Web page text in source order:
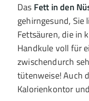
Das Fett in den
gehirngesund,
Fettsäuren, die in
Handkule voll für
zwischendurch
tütenweise! Auch
Kalorienkontor